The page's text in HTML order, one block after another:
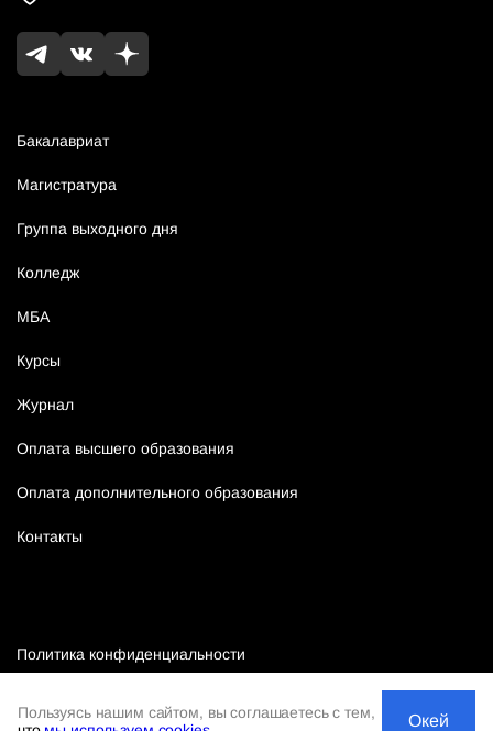
Пользуясь нашим сайтом, вы соглашаетесь с тем,
Окей
Политика конфиденциальности
Бакалавриат
Магистратура
Группа выходного дня
Колледж
МБА
Курсы
Журнал
Оплата высшего образования
Оплата дополнительного образования
Контакты